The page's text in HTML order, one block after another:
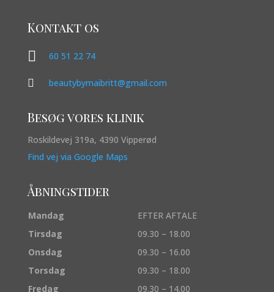
Kontakt os
 60 51 22 74
 beautybymaibritt@gmail.com
Besøg vores klinik
Roskildevej 319a, 4390 Vipperød
Find vej via Google Maps
Åbningstider
Mandag
EFTER AFTALE
Tirsdag
09.30 – 18.00
Onsdag
09.30 – 16.00
Torsdag
09.30 – 18.00
Fredag
09.30 – 14.00